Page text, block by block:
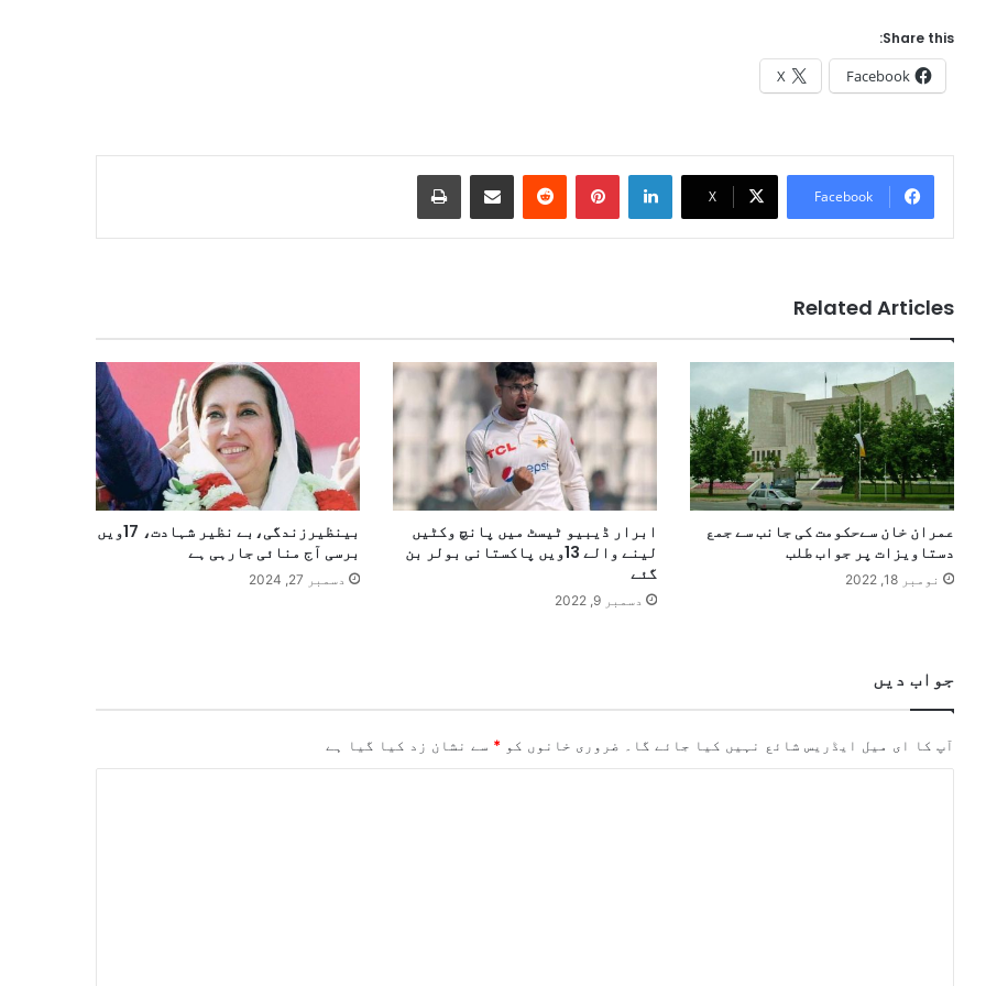
Share this:
Facebook
X
Facebook
X
LinkedIn
Pinterest
Reddit
Share via Email
Print
Related Articles
عمران خان سےحکومت کی جانب سے جمع
دستاویزات پر جواب طلب
نومبر 18, 2022
ابرار ڈیبیو ٹیسٹ میں پانچ وکٹیں
لینے والے 13ویں پاکستانی بولر بن
گئے
دسمبر 9, 2022
بینظیرزندگی،بے نظیر شہادت، 17ویں
برسی آج منائی جارہی ہے
دسمبر 27, 2024
جواب دیں
آپ کا ای میل ایڈریس شائع نہیں کیا جائے گا۔ ضروری خانوں کو * سے نشان زد کیا گیا ہے